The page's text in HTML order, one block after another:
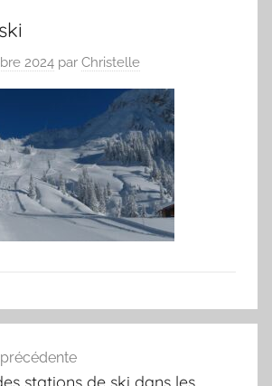
2024 par Christelle
stations de ski dans les